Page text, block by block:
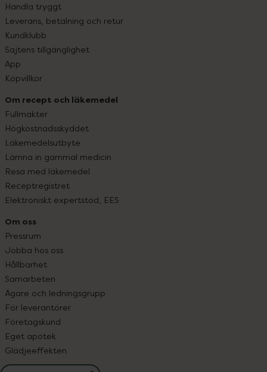
Handla tryggt
Leverans, betalning och retur
Kundklubb
Sajtens tillgänglighet
App
Köpvillkor
Om recept och läkemedel
Fullmakter
Högkostnadsskyddet
Läkemedelsutbyte
Lämna in gammal medicin
Resa med läkemedel
Receptregistret
Elektroniskt expertstöd, EES
Om oss
Pressrum
Jobba hos oss
Hållbarhet
Samarbeten
Ägare och ledningsgrupp
För leverantörer
Företagskund
Eget apotek
Glädjeeffekten